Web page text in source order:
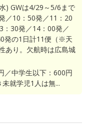
) GWは4/29～5/6まで
／10：50発／11：20
30発／14：00発／
発の1日計11便（※天
あり。欠航時は広島城
／中学生以下：600円
就学児1人は無...